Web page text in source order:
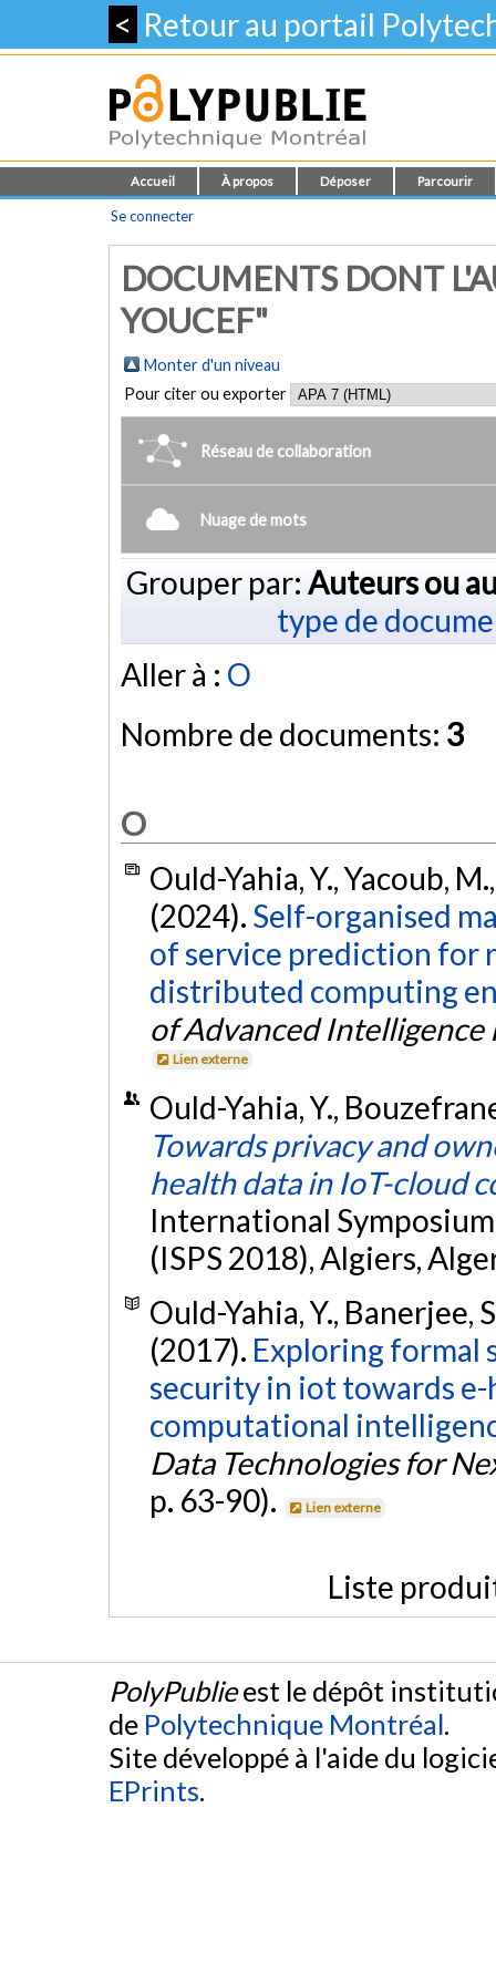
< Retour au portail
Accueil À propos Déposer Parcourir
Se connecter
DOCUMENTS DONT
YOUCEF"
Monter d'un niveau
Pour citer ou exporter
Réseau de collaboration
Nuage de mots
Grouper par: Auteurs ou
type de
Aller à : O
Nombre de documents: 3
O
Ould-Yahia, Y., Yacoub,
(2024). Self-organised
of service prediction for
distributed computing
of Advanced Intelligence
Lien externe
Ould-Yahia, Y.,
Towards privacy and
health data in IoT-cloud
International
(ISPS 2018), Algiers,
Ould-Yahia, Y., Banerjee,
(2017). Exploring formal
security in iot towards
computational
Data Technologies for
p. 63-90).
Lien externe
Liste
PolyPublieest le dépôt
de Polytechnique Montréal.
Site développé à l'aide du
EPrints.